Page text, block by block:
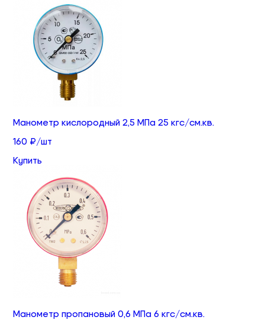
Манометр кислородный 2,5 МПа 25 кгс/см.кв.
160 ₽/шт
Купить
Манометр пропановый 0,6 МПа 6 кгс/см.кв.